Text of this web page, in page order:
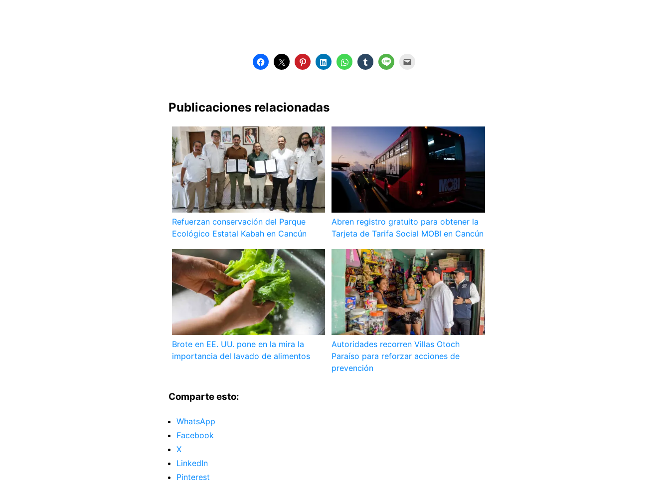
Publicaciones relacionadas
Refuerzan conservación del Parque
Ecológico Estatal Kabah en Cancún
Abren registro gratuito para obtener la
Tarjeta de Tarifa Social MOBI en Cancún
Brote en EE. UU. pone en la mira la
importancia del lavado de alimentos
Autoridades recorren Villas Otoch
Paraíso para reforzar acciones de
prevención
Comparte esto:
WhatsApp
Facebook
X
LinkedIn
Pinterest